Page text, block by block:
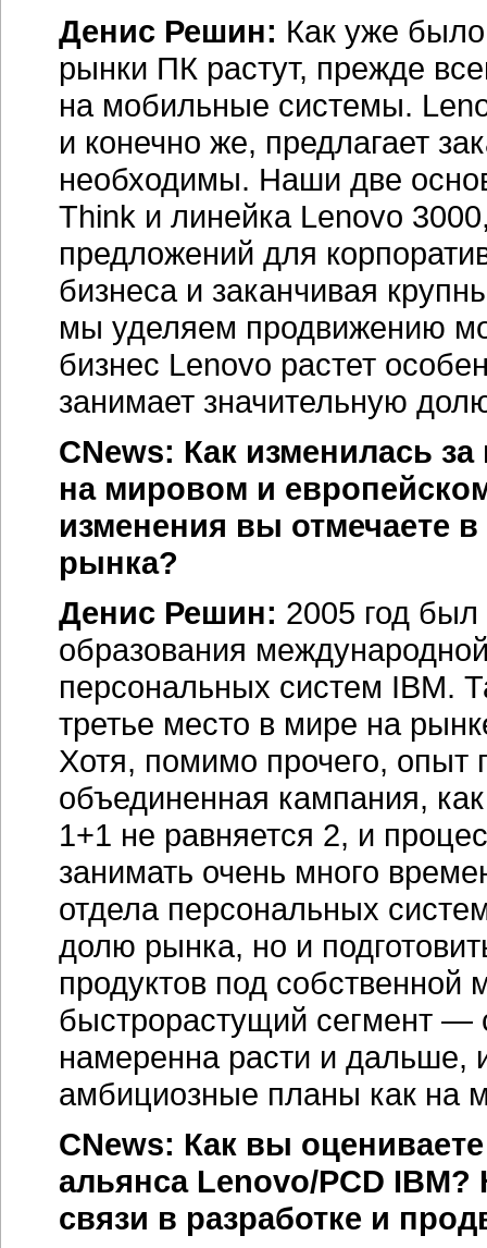
Денис Решин: Как уже
рынки ПК растут, прежде
на мобильные системы.
и конечно же, предлагает
необходимы. Наши две
Think и линейка Lenovo
предложений для
бизнеса и заканчивая
мы уделяем продвижению
бизнес Lenovo растет
занимает значительную
CNews: Как изменилась
на мировом и
изменения вы отмечаете
рынка?
Денис Решин: 2005 год
образования
персональных систем IBM.
третье место в мире на
Хотя, помимо прочего, опыт
объединенная кампания,
1+1 не равняется 2, и
занимать очень много
отдела персональных
долю рынка, но и
продуктов под
быстрорастущий сегмент —
намеренна расти и дальше,
амбициозные планы как на
CNews: Как вы
альянса Lenovo/PCD
связи в разработке и